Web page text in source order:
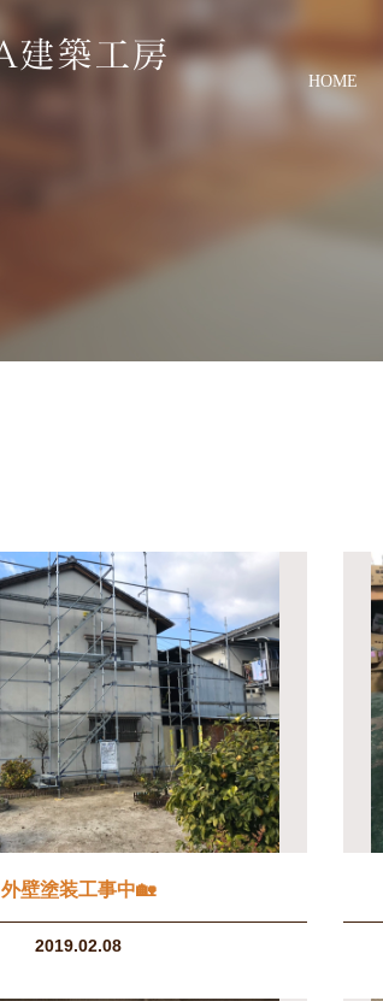
HOME
外壁塗装工事中🏡
2019.02.08